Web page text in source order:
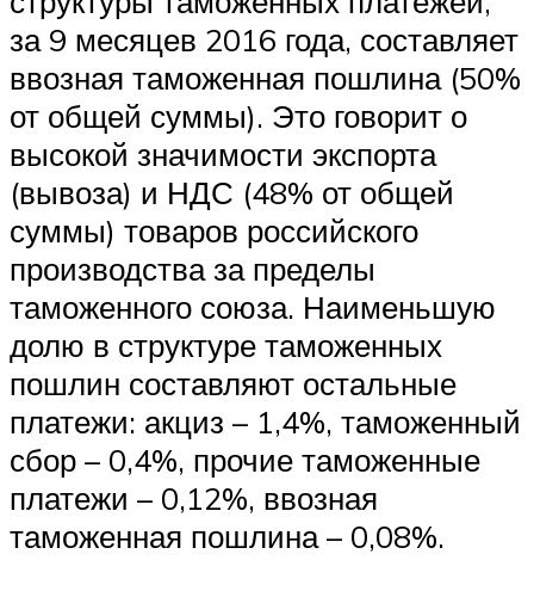
за 9 месяцев 2016 года, составляет
ввозная таможенная пошлина (50%
от общей суммы). Это говорит о
высокой значимости экспорта
(вывоза) и НДС (48% от общей
суммы) товаров российского
производства за пределы
таможенного союза. Наименьшую
долю в структуре таможенных
пошлин составляют остальные
платежи: акциз – 1,4%, таможенный
сбор – 0,4%, прочие таможенные
платежи – 0,12%, ввозная
таможенная пошлина – 0,08%.